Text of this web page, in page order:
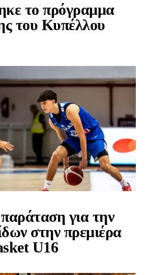
το πρόγραμμα
του Κυπέλλου
για την
στην πρεμιέρα
U16